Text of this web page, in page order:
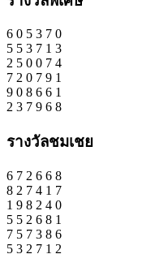
6 0 5 3 7 0
5 5 3 7 1 3
2 5 0 0 7 4
7 2 0 7 9 1
9 0 8 6 6 1
2 3 7 9 6 8
รางวัลชมเชย
6 7 2 6 6 8
8 2 7 4 1 7
1 9 8 2 4 0
5 5 2 6 8 1
7 5 7 3 8 6
5 3 2 7 1 2